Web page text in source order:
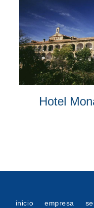
Hotel
inicio empresa